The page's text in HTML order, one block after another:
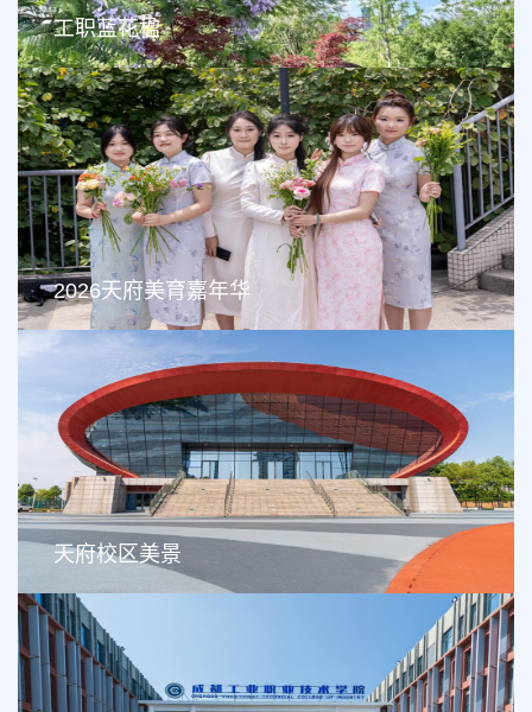
工职蓝花楹
2026天府美育嘉年华
天府校区美景